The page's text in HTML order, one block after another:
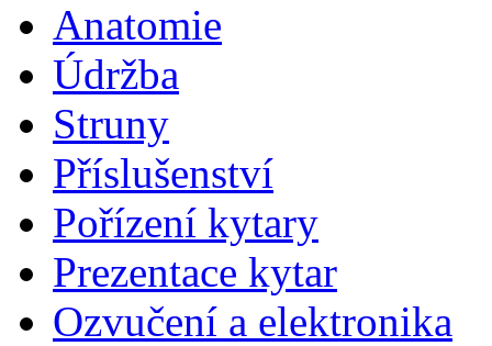
Anatomie
Údržba
Struny
Příslušenství
Pořízení kytary
Prezentace kytar
Ozvučení a elektronika